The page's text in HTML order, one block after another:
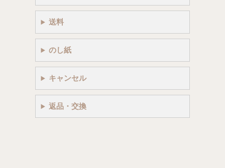
送料
のし紙
キャンセル
返品・交換